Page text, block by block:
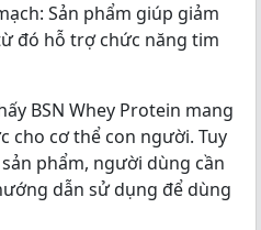
Sản phẩm giúp giảm
đó hỗ trợ chức năng tim
BSN Whey Protein mang
cho cơ thể con người. Tuy
phẩm, người dùng cần
dẫn sử dụng để dùng